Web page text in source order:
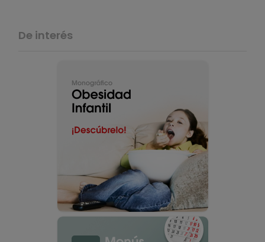
De interés